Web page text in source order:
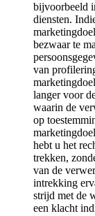
bijvoorbeeld
diensten.
bezwaar te
van
langer voor
waarin de
op
hebt u het
trekken,
van de
intrekking
strijd met de
een klacht